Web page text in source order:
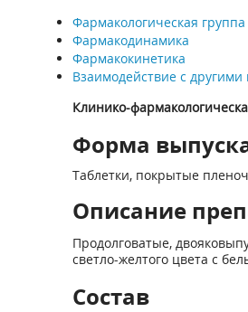
Фармакологическая группа
Фармакодинамика
Фармакокинетика
Взаимодействие с
Клинико-
Форма
Таблетки, покрытые
Описание
Продолговатые,
светло-желтого цвета с
Состав